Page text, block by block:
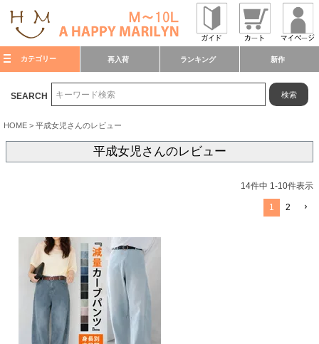
カテゴリー 再入荷 ランキング 新作
SEARCH 検索
HOME 平成女児さんのレビュー
平成女児さんのレビュー
14件中 1-10件表示
1 2